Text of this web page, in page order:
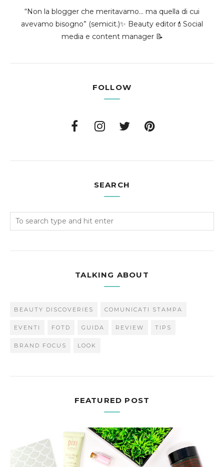
“Non la blogger che meritavamo... ma quella di cui
avevamo bisogno” (semicit.)✨ Beauty editor💄Social
media e content manager 📝
FOLLOW
SEARCH
TALKING ABOUT
BEAUTY DISCOVERIES COMUNICATI STAMPA
EVENTI FOTD GUIDA REVIEW TIPS
BRAND FOCUS LOOK
FEATURED POST